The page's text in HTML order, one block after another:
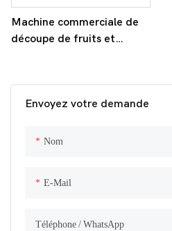
Envoyez votre demande
Nom
E-Mail
Téléphone / WhatsApp
Machine commerciale de
découpe de fruits et